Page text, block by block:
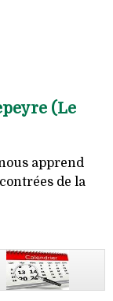
(Le
apprend
de la